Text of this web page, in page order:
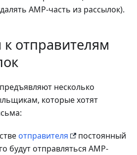
AMP-часть из рассылок).
отправителям
несколько
которые хотят
отправителя
постоянный
будут отправляться AMP-